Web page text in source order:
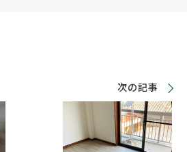
次の記事